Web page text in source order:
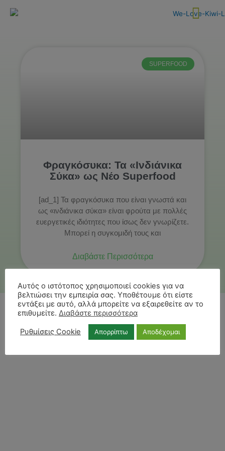
SUPERFOOD
Φραγκόσυκα: Τα «Ινδιάνικα
Σύκα» ως Νέο Superfood
[ad_1] Τα φραγκόσυκα που είναι γνωστά και
ως «ινδιάνικα σύκα» είναι φρούτα με πολλές
ευεργετικές ιδιότητες που ίσως δεν γνωρίζετε.
Μπορεί η συγκομιδή τους και
Διαβάστε Περισσότερα
Αυτός ο ιστότοπος χρησιμοποιεί cookies για να
βελτιώσει την εμπειρία σας. Υποθέτουμε ότι είστε
εντάξει με αυτό, αλλά μπορείτε να εξαιρεθείτε αν το
επιθυμείτε. Διαβάστε περισσότερα
Ρυθμίσεις Cookie Απορρίπτω Αποδέχομαι